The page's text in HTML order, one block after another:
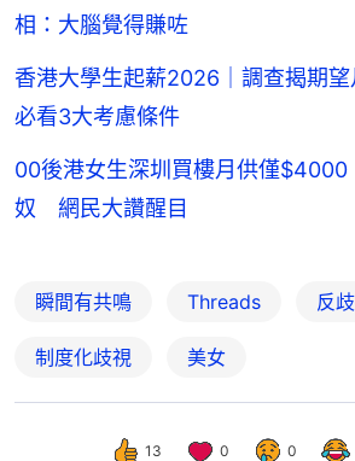
相：大腦覺得賺咗
香港大學生起薪2026｜調查揭期
必看3大考慮條件
00後港女生深圳買樓月供僅$4000
奴 網民大讚醒目
瞬間有共鳴 Threads 反
制度化歧視 美女
13 0 0